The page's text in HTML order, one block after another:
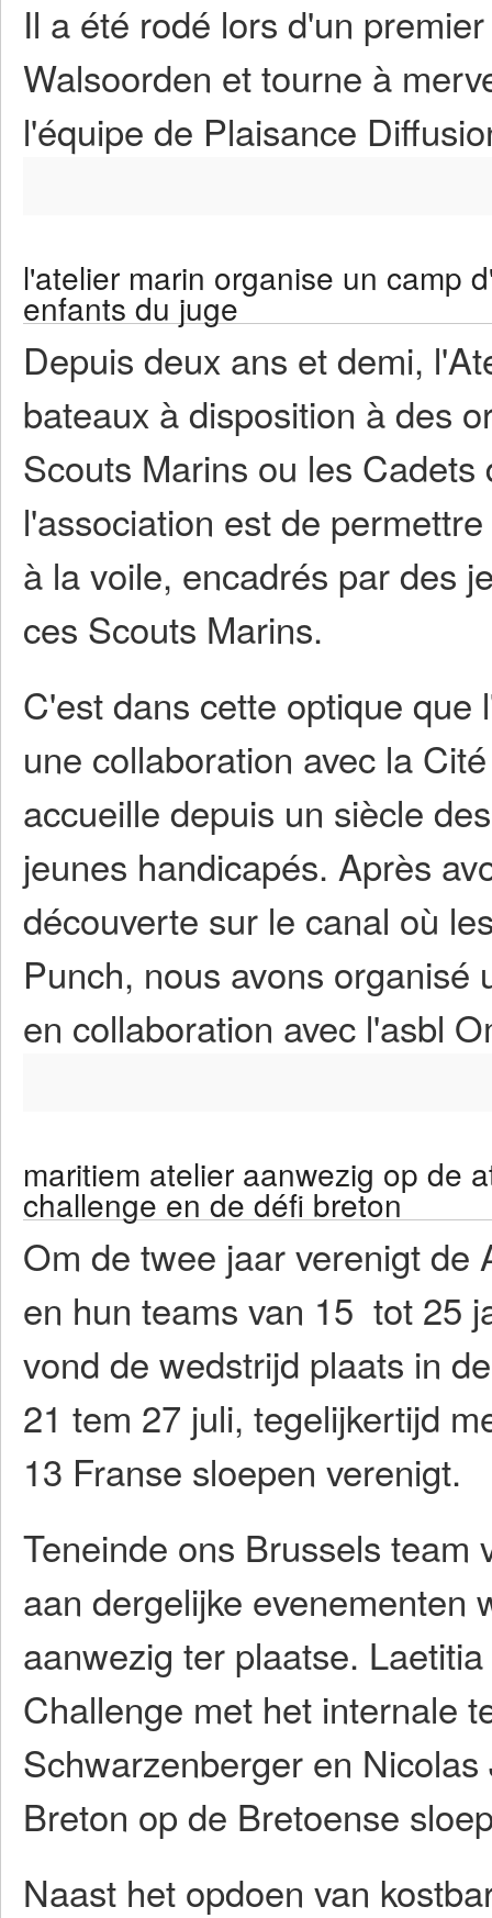
Il a été rodé lors d'un
Walsoorden et tourne à
l'équipe de Plaisance
l'atelier marin organise un camp
enfants du juge
Depuis deux ans et demi,
bateaux à disposition à des
Scouts Marins ou les
l'association est de
à la voile, encadrés par des
ces Scouts Marins.
C'est dans cette optique
une collaboration avec la
accueille depuis un siècle
jeunes handicapés. Après
découverte sur le canal où
Punch, nous avons
en collaboration avec l'asbl
maritiem atelier aanwezig op de
challenge en de défi breton
Om de twee jaar verenigt de
en hun teams van 15 tot 25
vond de wedstrijd plaats in
21 tem 27 juli, tegelijkertijd
13 Franse sloepen verenigt.
Teneinde ons Brussels
aan dergelijke evenementen
aanwezig ter plaatse.
Challenge met het internale
Schwarzenberger en
Breton op de Bretoense
Naast het opdoen van